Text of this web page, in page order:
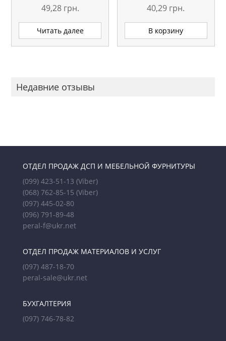
49,28 грн.
Читать далее
40,29 грн.
В корзину
Недавние отзывы
ОТДЕЛ ПРОДАЖ ДСП И МЕБЕЛЬНОЙ ФУРНИТУРЫ
(099) 423-51-13 (Viber)
(068) 762-85-15 (Viber)
(097) 445-02-80
(096) 791-89-48
peral-f@ukr.net
ОТДЕЛ ПРОДАЖ МАТЕРИАЛОВ И УСЛУГ
(097) 487-18-70
peral-sale@ukr.net
БУХГАЛТЕРИЯ
(097) 746-78-82